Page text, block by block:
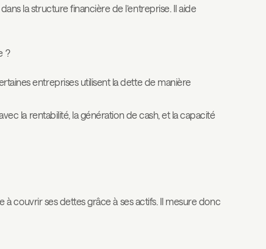
la structure financière de l’entreprise. Il aide
?
entreprises utilisent la dette de manière
la rentabilité, la génération de cash, et la capacité
à couvrir ses dettes grâce à ses actifs. Il mesure donc